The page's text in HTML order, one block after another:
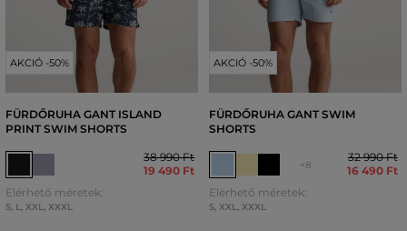
AKCIÓ -50%
FÜRDŐRUHA GANT ISLAND
PRINT SWIM SHORTS
38 990 Ft
19 490 Ft
Elérhető méretek:
S, L, XXL, XXXL
AKCIÓ -50%
FÜRDŐRUHA GANT SWIM
SHORTS
+8
32 990 Ft
16 490 Ft
Elérhető méretek:
S, XXL, XXXL